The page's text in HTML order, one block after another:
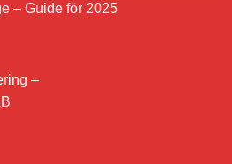
– Guide för 2025